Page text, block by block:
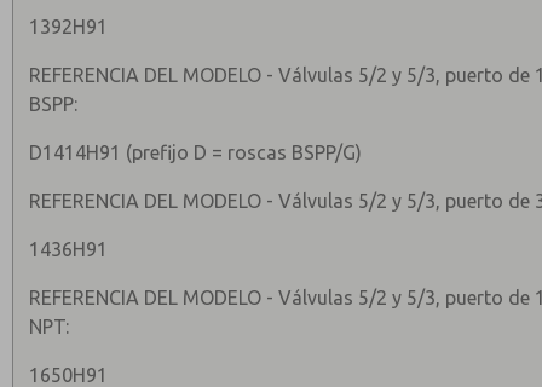
1392H91
REFERENCIA DEL MODELO - Válvulas 5/2 y 5/3, puerto
BSPP:
D1414H91 (prefijo D = roscas BSPP/G)
REFERENCIA DEL MODELO - Válvulas 5/2 y 5/3, puerto
1436H91
REFERENCIA DEL MODELO - Válvulas 5/2 y 5/3, puerto
NPT:
1650H91